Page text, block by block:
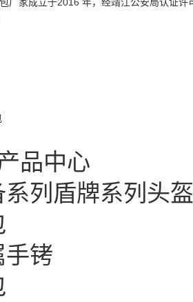
品中心
列 盾牌系列 头
手铐